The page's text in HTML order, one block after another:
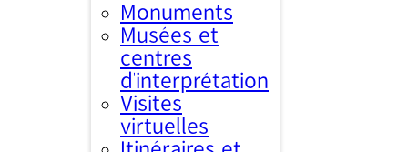
Monuments
Musées et
centres
d’interprétation
Visites
virtuelles